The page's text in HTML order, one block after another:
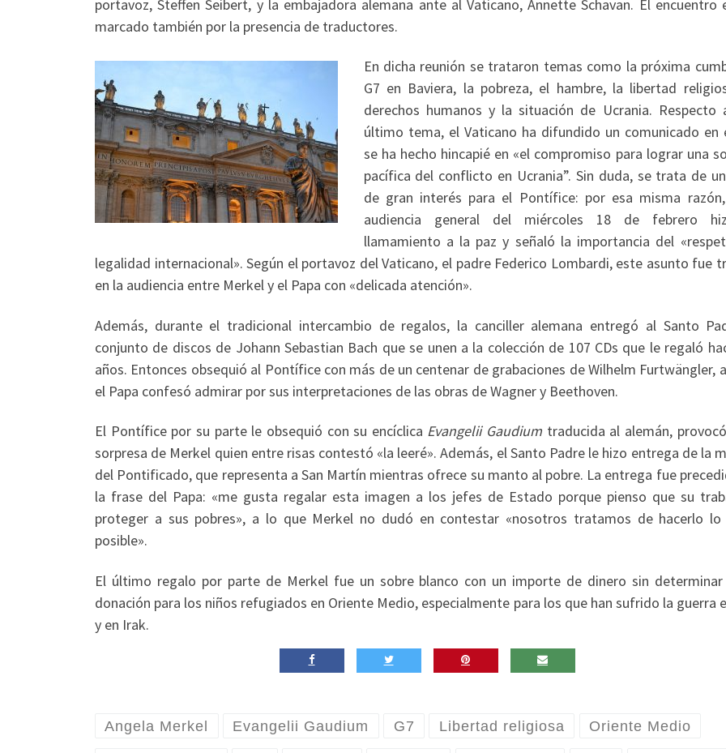
portavoz, Steffen Seibert, y la embajadora alemana ante al Vaticano, Annette Schavan. El encuentro
marcado también por la presencia de traductores.
En dicha reunión se trataron temas como la próxima
G7 en Baviera, la pobreza, el hambre, la libertad
derechos humanos y la situación de Ucrania. Respecto
último tema, el Vaticano ha difundido un comunicado en
se ha hecho hincapié en «el compromiso para lograr una
pacífica del conflicto en Ucrania”. Sin duda, se trata de
de gran interés para el Pontífice: por esa misma
audiencia general del miércoles 18 de febrero
llamamiento a la paz y señaló la importancia del
legalidad internacional». Según el portavoz del Vaticano, el padre Federico Lombardi, este asunto fue
en la audiencia entre Merkel y el Papa con «delicada atención».
Además, durante el tradicional intercambio de regalos, la canciller alemana entregó al Santo
conjunto de discos de Johann Sebastian Bach que se unen a la colección de 107 CDs que le regaló
años. Entonces obsequió al Pontífice con más de un centenar de grabaciones de Wilhelm Furtwängler,
el Papa confesó admirar por sus interpretaciones de las obras de Wagner y Beethoven.
El Pontífice por su parte le obsequió con su encíclica Evangelii Gaudium traducida al alemán,
sorpresa de Merkel quien entre risas contestó «la leeré». Además, el Santo Padre le hizo entrega de la
del Pontificado, que representa a San Martín mientras ofrece su manto al pobre. La entrega fue
la frase del Papa: «me gusta regalar esta imagen a los jefes de Estado porque pienso que su
proteger a sus pobres», a lo que Merkel no dudó en contestar «nosotros tratamos de hacerlo lo
posible».
El último regalo por parte de Merkel fue un sobre blanco con un importe de dinero sin
donación para los niños refugiados en Oriente Medio, especialmente para los que han sufrido la guerra
y en Irak.
Angela Merkel Evangelii Gaudium G7 Libertad religiosa Oriente Medio